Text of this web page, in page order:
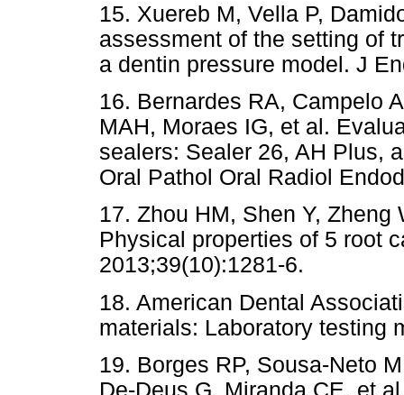
15. Xuereb M, Vella P,
assessment of the setting of
a dentin pressure model. J
16. Bernardes RA, Campelo
MAH, Moraes IG, et al.
sealers: Sealer 26, AH Plus,
Oral Pathol Oral Radiol
17. Zhou HM, Shen Y, Zheng
Physical properties of 5 root
2013;39(10):1281-6.
18. American Dental
materials: Laboratory testing
19. Borges RP, Sousa-Neto
De-Deus G, Miranda CE, et